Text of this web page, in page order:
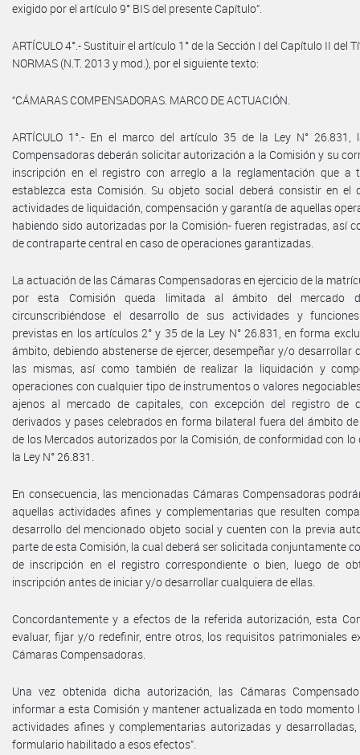
exigido por el artículo 9° BIS del presente Capítulo”.
ARTÍCULO 4°.- Sustituir el artículo 1° de la Sección I del Capítulo II del
NORMAS (N.T. 2013 y mod.), por el siguiente texto:
“CÁMARAS COMPENSADORAS. MARCO DE ACTUACIÓN.
ARTÍCULO 1°.- En el marco del artículo 35 de la Ley N° 26.831,
Compensadoras deberán solicitar autorización a la Comisión y su
inscripción en el registro con arreglo a la reglamentación que a
establezca esta Comisión. Su objeto social deberá consistir en el
actividades de liquidación, compensación y garantía de aquellas
habiendo sido autorizadas por la Comisión- fueren registradas, así
de contraparte central en caso de operaciones garantizadas.
La actuación de las Cámaras Compensadoras en ejercicio de la
por esta Comisión queda limitada al ámbito del mercado
circunscribiéndose el desarrollo de sus actividades y
previstas en los artículos 2° y 35 de la Ley N° 26.831, en forma
ámbito, debiendo abstenerse de ejercer, desempeñar y/o desarrollar
las mismas, así como también de realizar la liquidación y
operaciones con cualquier tipo de instrumentos o valores
ajenos al mercado de capitales, con excepción del registro de
derivados y pases celebrados en forma bilateral fuera del ámbito
de los Mercados autorizados por la Comisión, de conformidad con lo
la Ley N° 26.831.
En consecuencia, las mencionadas Cámaras Compensadoras
aquellas actividades afines y complementarias que resulten
desarrollo del mencionado objeto social y cuenten con la previa
parte de esta Comisión, la cual deberá ser solicitada conjuntamente
de inscripción en el registro correspondiente o bien, luego de
inscripción antes de iniciar y/o desarrollar cualquiera de ellas.
Concordantemente y a efectos de la referida autorización, esta
evaluar, fijar y/o redefinir, entre otros, los requisitos patrimoniales
Cámaras Compensadoras.
Una vez obtenida dicha autorización, las Cámaras
informar a esta Comisión y mantener actualizada en todo momento
actividades afines y complementarias autorizadas y
formulario habilitado a esos efectos”.